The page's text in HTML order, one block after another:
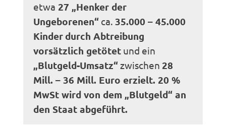
etwa 27 „Henker der
Ungeborenen“ ca.35.000 – 45.000
Kinder durch Abtreibung
vorsätzlich getötet und ein
„Blutgeld-Umsatz“zwischen 28
Mill. – 36 Mill. Euro erzielt. 20 %
MwSt wird von dem „Blutgeld“ an
den Staat abgeführt.